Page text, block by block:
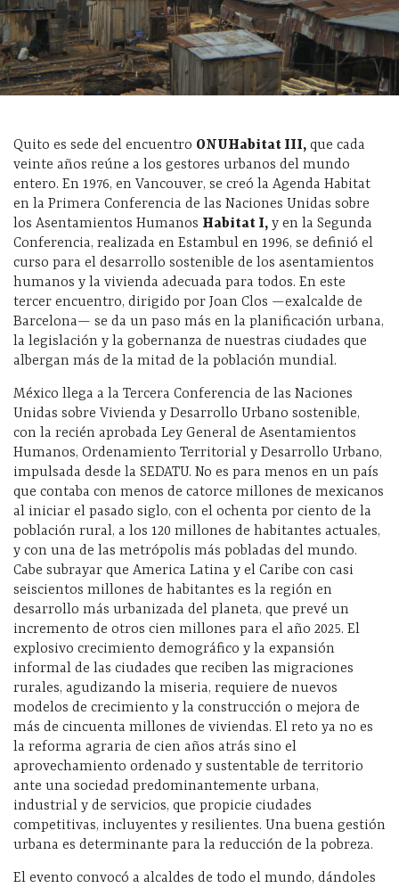
Quito es sede del encuentro ONUHabitat III, que cada
veinte años reúne a los gestores urbanos del mundo
entero. En 1976, en Vancouver, se creó la Agenda Habitat
en la Primera Conferencia de las Naciones Unidas sobre
los Asentamientos Humanos Habitat I, y en la Segunda
Conferencia, realizada en Estambul en 1996, se definió el
curso para el desarrollo sostenible de los asentamientos
humanos y la vivienda adecuada para todos. En este
tercer encuentro, dirigido por Joan Clos —exalcalde de
Barcelona— se da un paso más en la planificación urbana,
la legislación y la gobernanza de nuestras ciudades que
albergan más de la mitad de la población mundial.
México llega a la Tercera Conferencia de las Naciones
Unidas sobre Vivienda y Desarrollo Urbano sostenible,
con la recién aprobada Ley General de Asentamientos
Humanos, Ordenamiento Territorial y Desarrollo Urbano,
impulsada desde la SEDATU. No es para menos en un país
que contaba con menos de catorce millones de mexicanos
al iniciar el pasado siglo, con el ochenta por ciento de la
población rural, a los 120 millones de habitantes actuales,
y con una de las metrópolis más pobladas del mundo.
Cabe subrayar que America Latina y el Caribe con casi
seiscientos millones de habitantes es la región en
desarrollo más urbanizada del planeta, que prevé un
incremento de otros cien millones para el año 2025. El
explosivo crecimiento demográfico y la expansión
informal de las ciudades que reciben las migraciones
rurales, agudizando la miseria, requiere de nuevos
modelos de crecimiento y la construcción o mejora de
más de cincuenta millones de viviendas. El reto ya no es
la reforma agraria de cien años atrás sino el
aprovechamiento ordenado y sustentable de territorio
ante una sociedad predominantemente urbana,
industrial y de servicios, que propicie ciudades
competitivas, incluyentes y resilientes. Una buena gestión
urbana es determinante para la reducción de la pobreza.
El evento convocó a alcaldes de todo el mundo, dándoles